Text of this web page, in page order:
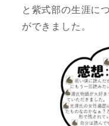
と紫式部の生涯に
ができました。